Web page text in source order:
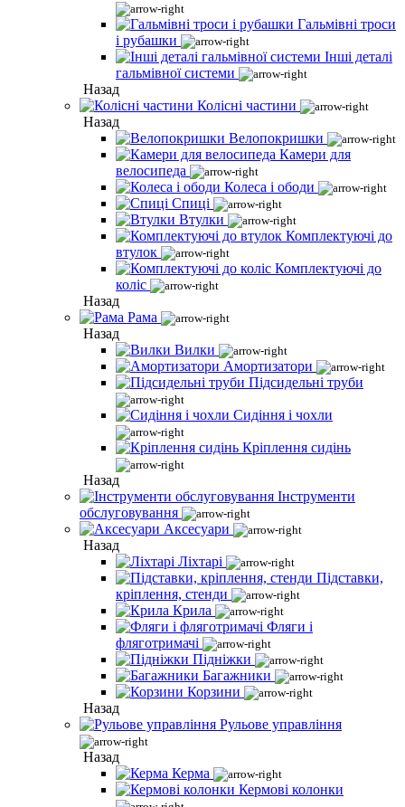
Гальмівні троси
і рубашки
Інші деталі
гальмівної системи
Назад
Колісні частини
Назад
Велопокришки
Камери для
велосипеда
Колеса і ободи
Спиці
Втулки
Комплектуючі до
втулок
Комплектуючі до
коліс
Назад
Рама
Назад
Вилки
Амортизатори
Підсидельні труби
Сидіння і чохли
Кріплення сидінь
Назад
Інструменти
обслуговування
Аксесуари
Назад
Ліхтарі
Підставки,
кріплення, стенди
Крила
Фляги і
фляготримачі
Підніжки
Багажники
Корзини
Назад
Рульове управління
Назад
Керма
Кермові колонки